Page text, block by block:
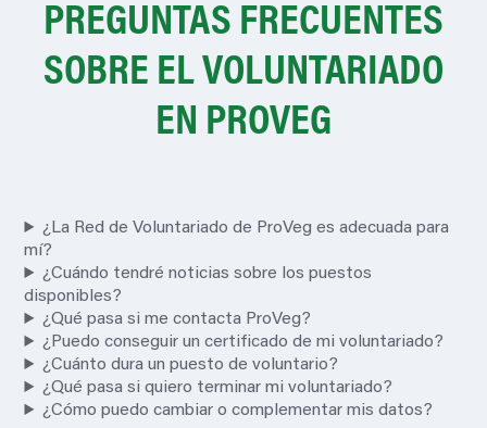
PREGUNTAS FRECUENTES
SOBRE EL VOLUNTARIADO
EN PROVEG
¿La Red de Voluntariado de ProVeg es adecuada para
mí?
¿Cuándo tendré noticias sobre los puestos
disponibles?
¿Qué pasa si me contacta ProVeg?
¿Puedo conseguir un certificado de mi voluntariado?
¿Cuánto dura un puesto de voluntario?
¿Qué pasa si quiero terminar mi voluntariado?
¿Cómo puedo cambiar o complementar mis datos?